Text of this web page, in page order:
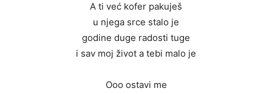
A ti već kofer pakuješ
u njega srce stalo je
godine duge radosti tuge
i sav moj život a tebi malo je
Ooo ostavi me